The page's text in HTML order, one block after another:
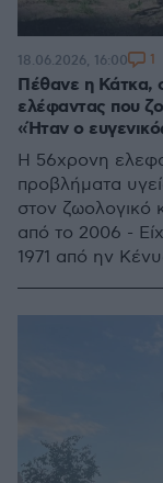
Πέθανε η Κάτκα,
ελέφαντας που
«Ήταν ο
Η 56χρονη
προβλήματα
στον ζωολογικό
από το 2006 -
1971 από ην
18.06.2026, 16:00 1